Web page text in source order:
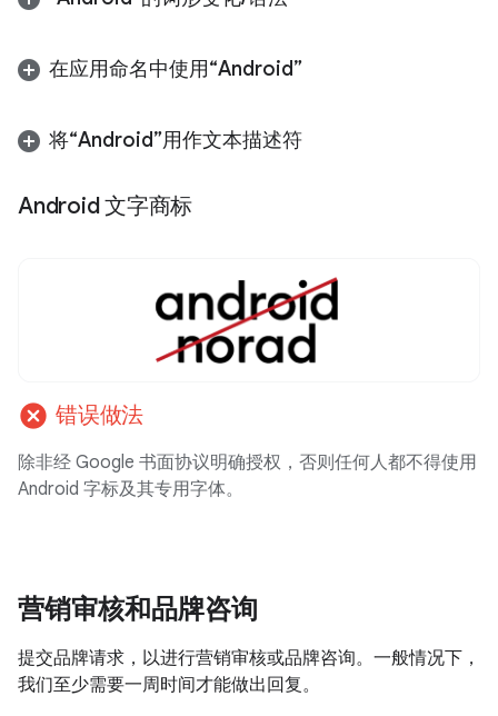
在应用命名中使用“Android”
将“Android”用作文本描述符
Android 文字商标
cancel 错误做法
除非经 Google 书面协议明确授权，否则任何人都不得使用
Android 字标及其专用字体。
营销审核和品牌咨询
提交品牌请求，以进行营销审核或品牌咨询。一般情况下，
我们至少需要一周时间才能做出回复。